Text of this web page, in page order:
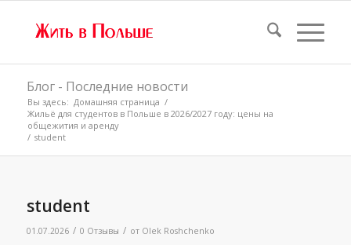
Блог - Последние новости
Вы здесь: Домашняя страница /
Жильё для студентов в Польше в 2026/2027 году: цены на
общежития и аренду
/ student
student
01.07.2026 / 0 Отзывы / от Olek Roshchenko